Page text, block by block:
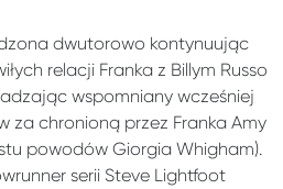
dwutorowo kontynuując
relacji Franka z Billym Russo
wspomniany wcześniej
za chronioną przez Franka Amy
powodów Giorgia Whigham).
serii Steve Lightfoot